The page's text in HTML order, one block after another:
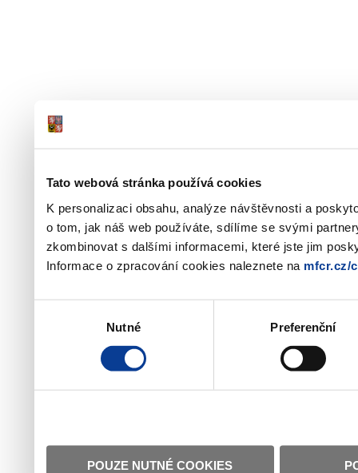
Tato webová stránka používá cookies
K personalizaci obsahu, analýze návštěvnosti a
o tom, jak náš web používáte, sdílíme se svými
zkombinovat s dalšími informacemi, které jste jim
Informace o zpracování cookies naleznete na mfcr.cz/
Nutné Preferenční
POUZE NUTNÉ COOKIES